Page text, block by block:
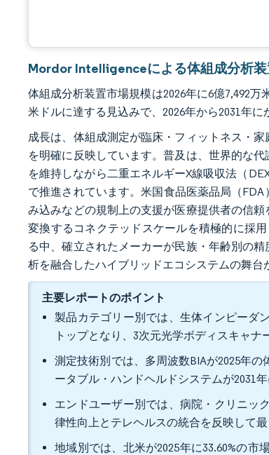
Mordor Intelligenceによる体組成分析
体組成分析装置市場規模は2026年に6億7,492万
米ドルに達する見込みで、2026年から2031年に
成長は、体組成測定が臨床・フィットネス・
を明確に反映しています。普及は、世界的な
を維持しながら二重エネルギーX線吸収法（
で推進されています。米国食品医薬品局（
み込みなどの規制上の支援が医療提供者の信
変換するコネクテッドスケールを積極的に採
る中、確立されたメーカーが民族・年齢別の
析を融合したハイブリッドエコシステムの舞台
主要レポートのポイント
製品カテゴリー別では、生体インピーダ
トップとなり、3次元光学ボディスキャナ
測定技術別では、多周波数BIAが2025年
ータブル・ハンドヘルドシステムが2031
エンドユーザー別では、病院・クリニッ
律性向上とテレヘルスの統合を反映して
地域別では、北米が2025年に33.60%の